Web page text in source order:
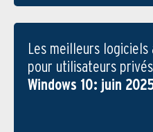
Les meilleurs logiciels
pour utilisateurs privés
Windows 10: juin